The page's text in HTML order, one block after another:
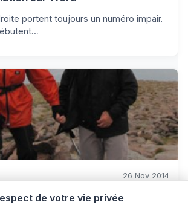
portent toujours un numéro impair.
26 Nov 2014
ASSOCIATIVE, C’EST
de votre vie privée